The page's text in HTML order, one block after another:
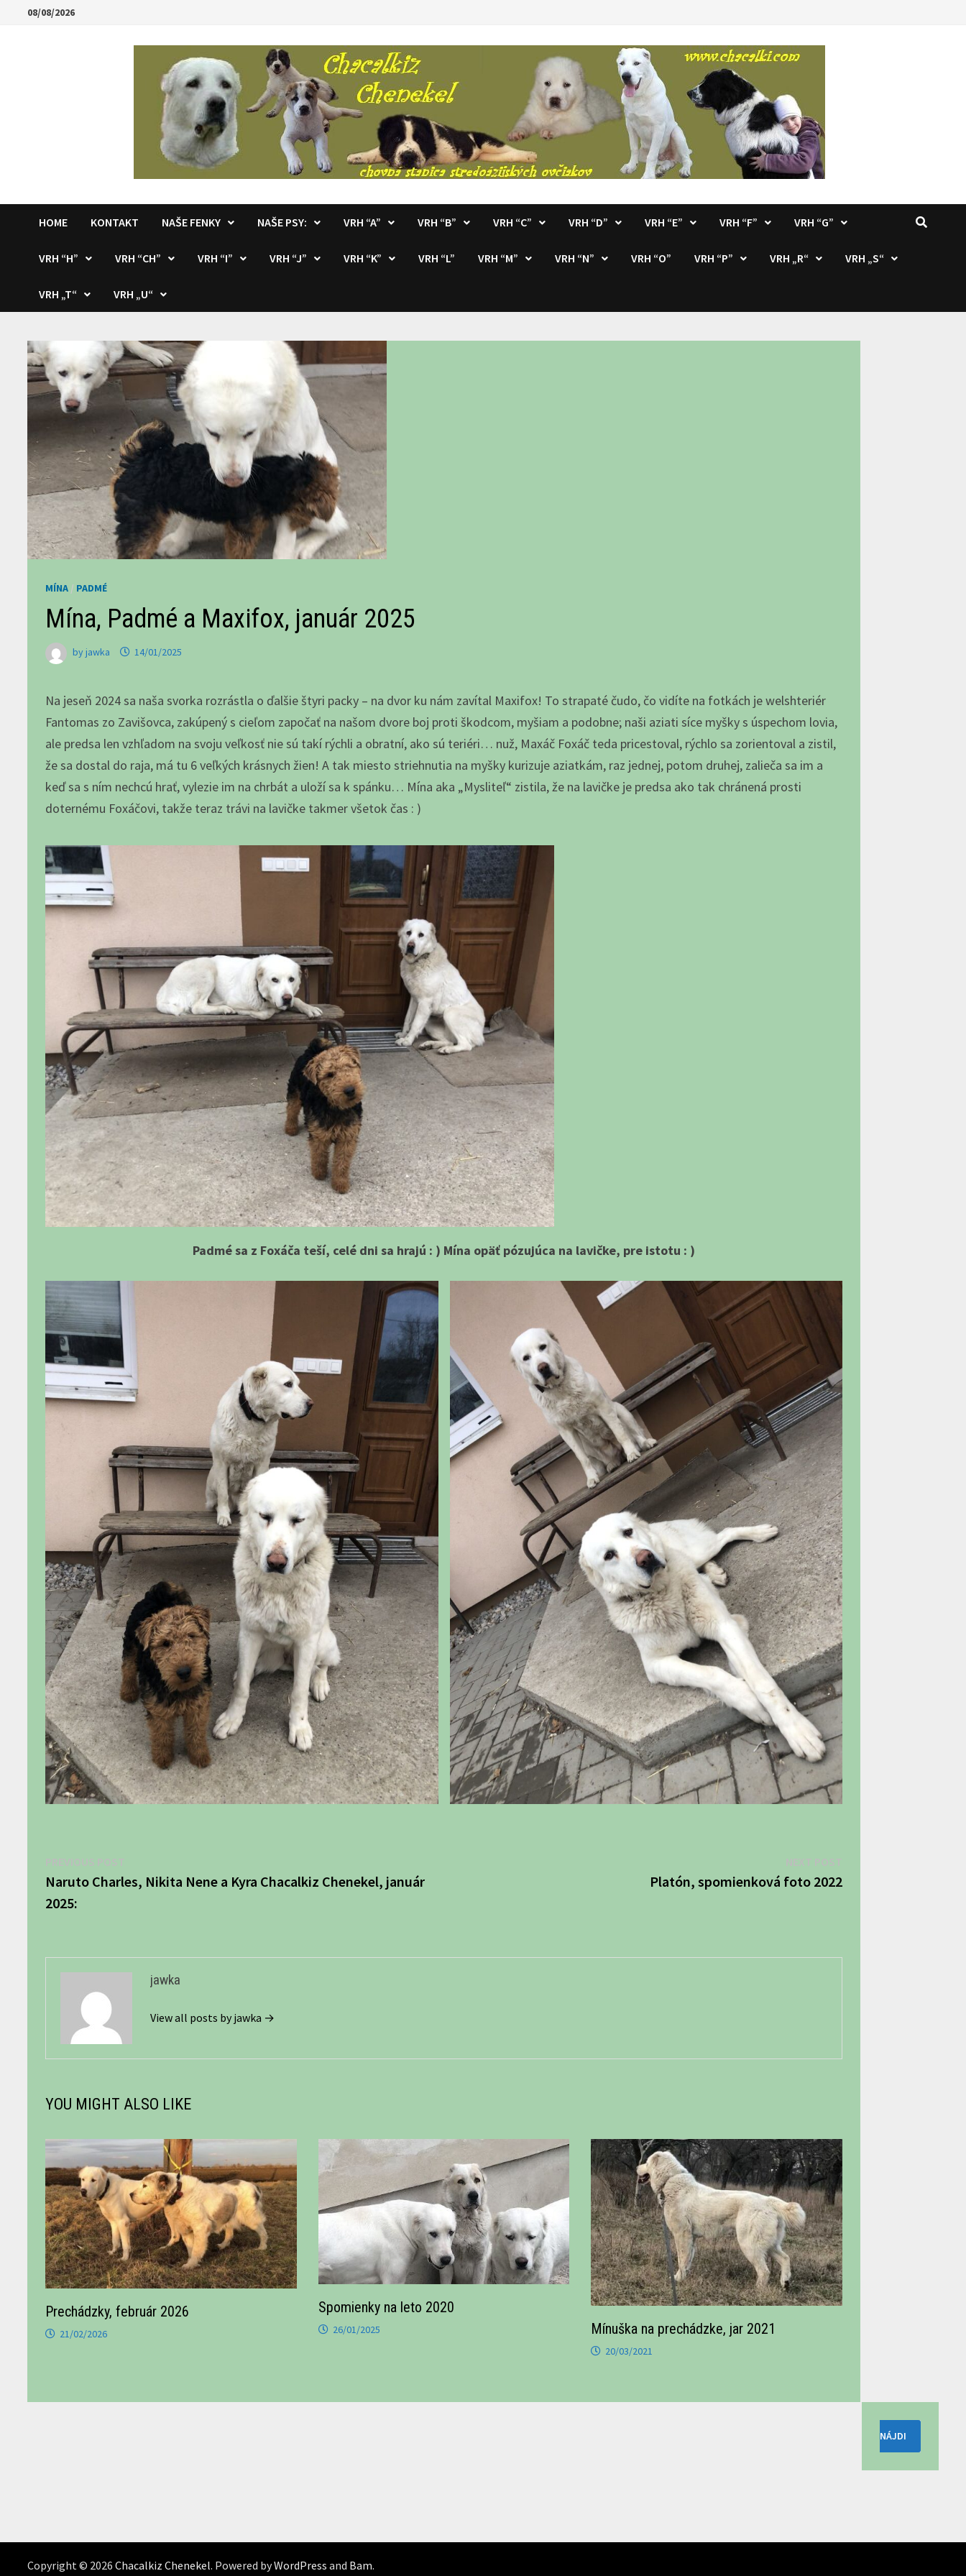
08/08/2026
HOME KONTAKT NAŠE FENKY NAŠE PSY: VRH “A” VRH “B” VRH “C” VRH “D” VRH “E” VRH “F” VRH “G”
VRH “H” VRH “CH” VRH “I” VRH “J” VRH “K” VRH “L” VRH “M” VRH “N” VRH “O” VRH “P” VRH „R“ VRH „S“
VRH „T“ VRH „U“
MÍNA / PADMÉ
Mína, Padmé a Maxifox, január 2025
byjawka 14/01/2025
Na jeseň 2024 sa naša svorka rozrástla o ďalšie štyri packy – na dvor ku nám zavítal Maxifox! To strapaté čudo, čo vidíte na fotkách je welshteriér
Fantomas zo Zavišovca, zakúpený s cieľom započať na našom dvore boj proti škodcom, myšiam a podobne; naši aziati síce myšky s úspechom lovia,
ale predsa len vzhľadom na svoju veľkosť nie sú takí rýchli a obratní, ako sú teriéri… nuž, Maxáč Foxáč teda pricestoval, rýchlo sa zorientoval a zistil,
že sa dostal do raja, má tu 6 veľkých krásnych žien! A tak miesto striehnutia na myšky kurizuje aziatkám, raz jednej, potom druhej, zalieča sa im a
keď sa s ním nechcú hrať, vylezie im na chrbát a uloží sa k spánku… Mína aka „Mysliteľ“ zistila, že na lavičke je predsa ako tak chránená prosti
doternému Foxáčovi, takže teraz trávi na lavičke takmer všetok čas : )
Padmé sa z Foxáča teší, celé dni sa hrajú : ) Mína opäť pózujúca na lavičke, pre istotu : )
v
post:
Naruto Charles, Nikita Nene a Kyra Chacalkiz Chenekel, január
2025:
post:
Platón, spomienková foto 2022
jawka
View all posts by jawka →
YOU MIGHT ALSO LIKE
Prechádzky, február 2026
21/02/2026
Spomienky na leto 2020
26/01/2025 Mínuška na prechádzke, jar 2021
20/03/2021
Hľadať:
Copyright © 2026Chacalkiz Chenekel. Powered byWordPress and Bam.